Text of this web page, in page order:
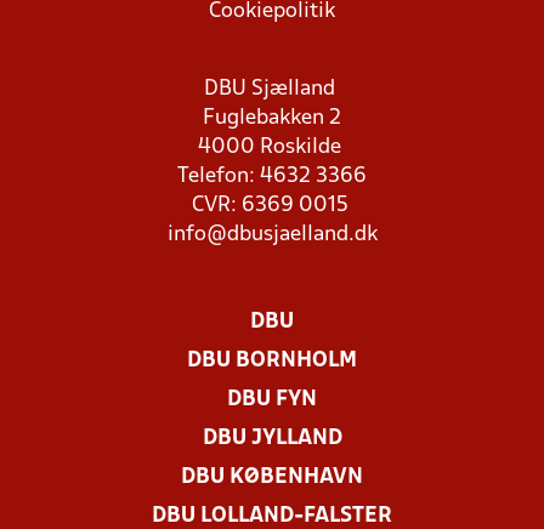
Cookiepolitik
DBU Sjælland
Fuglebakken 2
4000 Roskilde
Telefon: 4632 3366
CVR: 6369 0015
info@dbusjaelland.dk
DBU
DBU BORNHOLM
DBU FYN
DBU JYLLAND
DBU KØBENHAVN
DBU LOLLAND-FALSTER